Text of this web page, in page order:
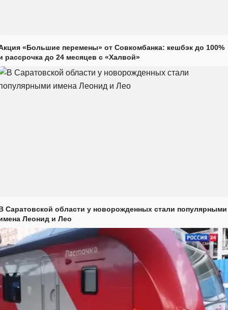
«Большие перемены» от Совкомбанка: кешбэк до 100%
рассрочка до 24 месяцев с «Халвой»
Саратовской области у новорожденных стали популярными
Леонид и Лео